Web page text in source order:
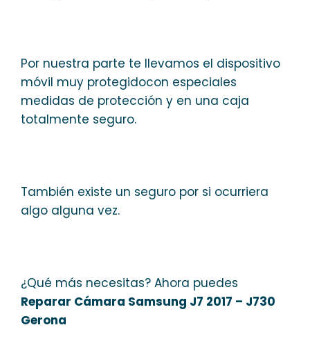
Por nuestra parte te llevamos el dispositivo
móvil muy protegidocon especiales
medidas de protección y en una caja
totalmente seguro.
También existe un seguro por si ocurriera
algo alguna vez.
¿Qué más necesitas? Ahora puedes
Reparar Cámara Samsung J7 2017 – J730
Gerona